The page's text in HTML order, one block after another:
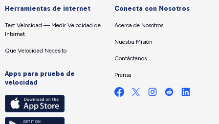
Herramientas de internet
Test Velocidad — Medir Velocidad de
Internet
Que Velocidad Necesito
Apps para prueba de
velocidad
Conecta con Nosotros
Acerca de Nosotros
Nuestra Misión
Contáctanos
Prensa